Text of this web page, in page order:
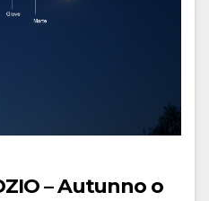
– Autunno o